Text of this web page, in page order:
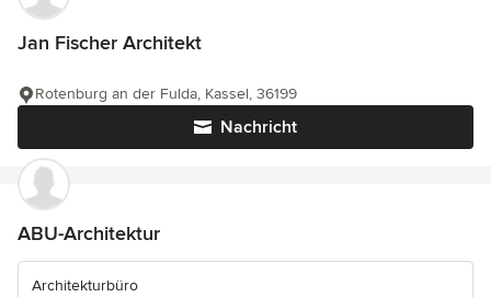
Jan Fischer Architekt
Nachricht
Rotenburg an der Fulda, Kassel, 36199
ABU-Architektur
Architekturbüro